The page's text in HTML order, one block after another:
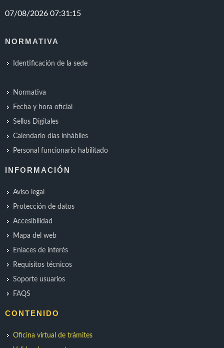
NORMATIVA
Identificación de la sede
Normativa
Fecha y hora oficial
Sellos Digitales
Calendario días inhábiles
Personal funcionario habilitado
INFORMACIÓN
Aviso legal
Protección de datos
Accesibilidad
Mapa del web
Enlaces de interés
Requisitos técnicos
Soporte usuarios
FAQS
CONTENIDO
Oficina virtual de trámites